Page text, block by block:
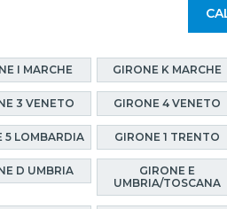
I MARCHE GIRONE K MARCHE
3 VENETO GIRONE 4 VENETO
5 LOMBARDIA GIRONE 1 TRENTO
D UMBRIA
GIRONE E
UMBRIA/TOSCANA